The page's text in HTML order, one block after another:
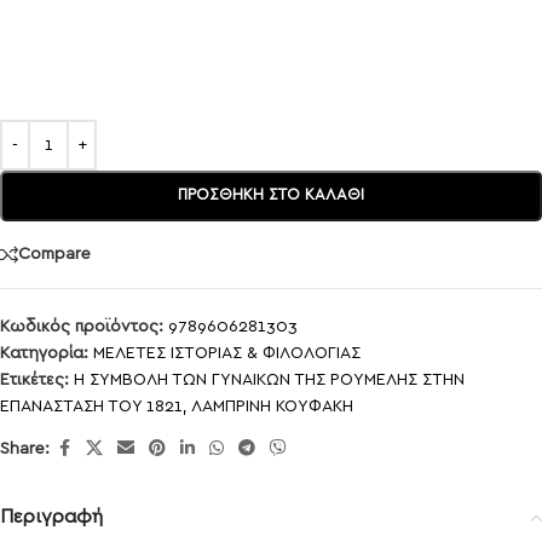
ΠΡΟΣΘΉΚΗ ΣΤΟ ΚΑΛΆΘΙ
Compare
Κωδικός προϊόντος: 9789606281303
Κατηγορία: ΜΕΛΕΤΕΣ ΙΣΤΟΡΙΑΣ & ΦΙΛΟΛΟΓΙΑΣ
Ετικέτες: Η ΣΥΜΒΟΛΗ ΤΩΝ ΓΥΝΑΙΚΩΝ ΤΗΣ ΡΟΥΜΕΛΗΣ ΣΤΗΝ
ΕΠΑΝΑΣΤΑΣΗ ΤΟΥ 1821
ΛΑΜΠΡΙΝΗ ΚΟΥΦΑΚΗ
Share:
Περιγραφή